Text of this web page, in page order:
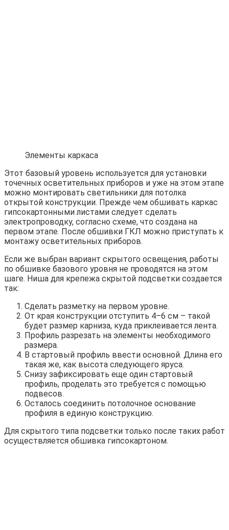
Элементы каркаса
Этот базовый уровень используется для установки
точечных осветительных приборов и уже на этом этапе
можно монтировать светильники для потолка
открытой конструкции. Прежде чем обшивать каркас
гипсокартонными листами следует сделать
электропроводку, согласно схеме, что создана на
первом этапе. После обшивки ГКЛ можно приступать к
монтажу осветительных приборов.
Если же выбран вариант скрытого освещения, работы
по обшивке базового уровня не проводятся на этом
шаге. Ниша для крепежа скрытой подсветки создается
так:
Сделать разметку на первом уровне.
От края конструкции отступить 4–6 см – такой
будет размер карниза, куда приклеивается лента.
Профиль разрезать на элементы необходимого
размера.
В стартовый профиль ввести основной. Длина его
такая же, как высота следующего яруса.
Снизу зафиксировать еще один стартовый
профиль, проделать это требуется с помощью
подвесов.
Осталось соединить потолочное основание
профиля в единую конструкцию.
Для скрытого типа подсветки только после таких работ
осуществляется обшивка гипсокартоном.